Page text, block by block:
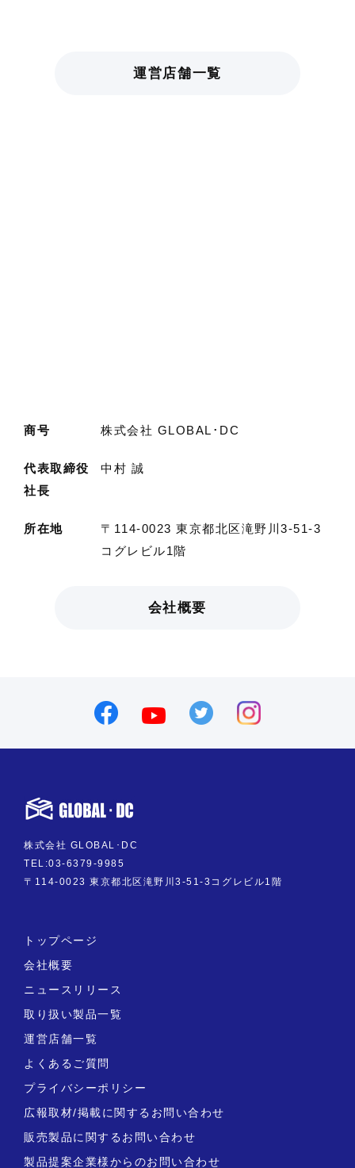
運営店舗一覧
商号 株式会社 GLOBAL･DC
代表取締役
社長
中村 誠
所在地
〒114-0023 東京都北区滝野川3-51-3
コグレビル1階
会社概要
株式会社 GLOBAL･DC
TEL:03-6379-9985
〒114-0023 東京都北区滝野川3-51-3コグレビル1階
トップページ
会社概要
ニュースリリース
取り扱い製品一覧
運営店舗一覧
よくあるご質問
プライバシーポリシー
広報取材/掲載に関するお問い合わせ
販売製品に関するお問い合わせ
製品提案企業様からのお問い合わせ